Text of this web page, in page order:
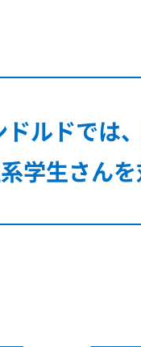
ドルドでは
学生さん